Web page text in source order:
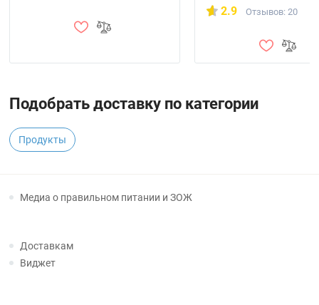
2.9 Отзывов: 20
Подобрать доставку по категории
Продукты
Медиа о правильном питании и ЗОЖ
Доставкам
Виджет